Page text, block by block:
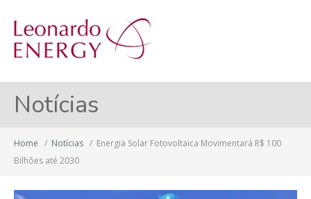
Notícias
Home / Notícias / Energia Solar Fotovoltaica Movimentará R$ 100
Bilhões até 2030